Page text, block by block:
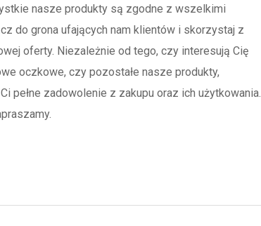
nasze produkty są zgodne z wszelkimi
do grona ufających nam klientów i skorzystaj z
oferty. Niezależnie od tego, czy interesują Cię
oczkowe, czy pozostałe nasze produkty,
pełne zadowolenie z zakupu oraz ich użytkowania.